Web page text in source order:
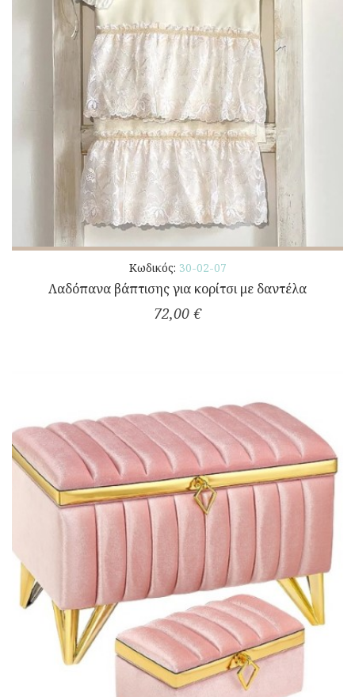
Κωδικός: 30-02-07
Λαδόπανα βάπτισης για κορίτσι με δαντέλα
72,00 €